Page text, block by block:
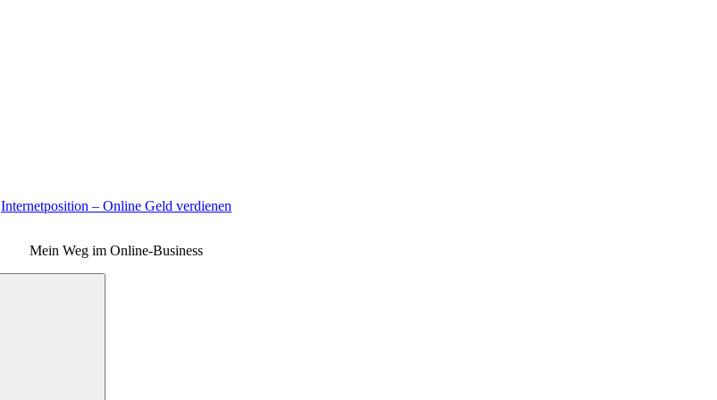
Internetposition – Online Geld verdienen
Mein Weg im Online-Business